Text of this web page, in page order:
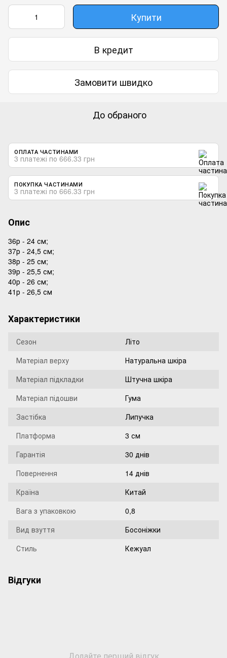
Купити
В кредит
Замовити швидко
До обраного
ОПЛАТА ЧАСТИНАМИ
3 платежі по 666.33 грн
ПОКУПКА ЧАСТИНАМИ
3 платежі по 666.33 грн
Опис
36р - 24 см;
37р - 24,5 см;
38р - 25 см;
39р - 25,5 см;
40р - 26 см;
41р - 26,5 см
Характеристики
Сезон
Літо
Матеріал верху
Натуральна шкіра
Матеріал підкладки
Штучна шкіра
Матеріал підошви
Гума
Застібка
Липучка
Платформа
3 см
Гарантія
30 днів
Повернення
14 днів
Країна
Китай
Вага з упаковкою
0,8
Вид взуття
Босоніжки
Стиль
Кежуал
Відгуки